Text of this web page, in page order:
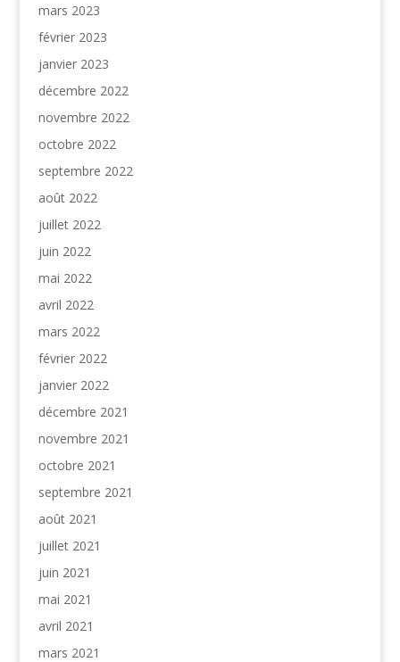
mars 2023
février 2023
janvier 2023
décembre 2022
novembre 2022
octobre 2022
septembre 2022
août 2022
juillet 2022
juin 2022
mai 2022
avril 2022
mars 2022
février 2022
janvier 2022
décembre 2021
novembre 2021
octobre 2021
septembre 2021
août 2021
juillet 2021
juin 2021
mai 2021
avril 2021
mars 2021